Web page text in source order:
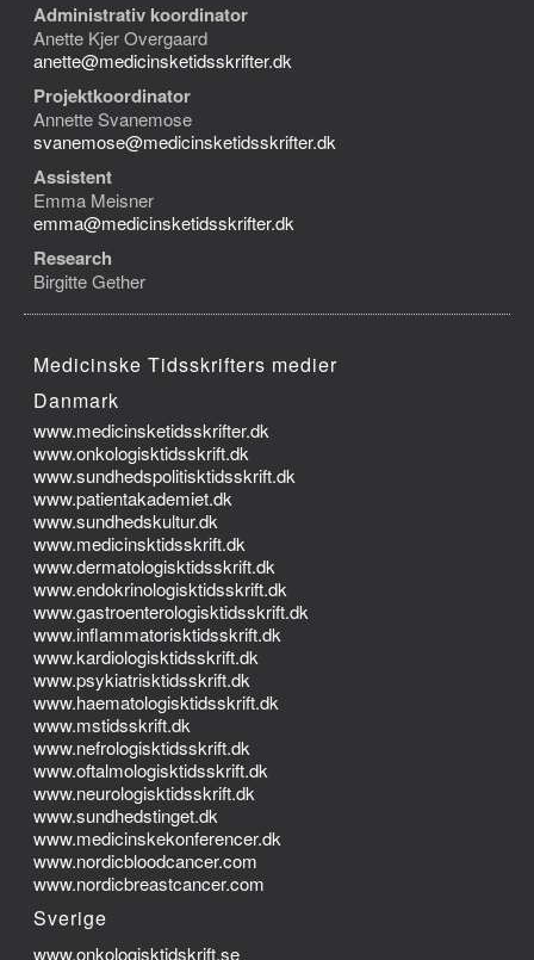
Administrativ koordinator
Anette Kjer Overgaard
anette@medicinsketidsskrifter.dk
Projektkoordinator
Annette Svanemose
svanemose@medicinsketidsskrifter.dk
Assistent
Emma Meisner
emma@medicinsketidsskrifter.dk
Research
Birgitte Gether
Medicinske Tidsskrifters medier
Danmark
www.medicinsketidsskrifter.dk
www.onkologisktidsskrift.dk
www.sundhedspolitisktidsskrift.dk
www.patientakademiet.dk
www.sundhedskultur.dk
www.medicinsktidsskrift.dk
www.dermatologisktidsskrift.dk
www.endokrinologisktidsskrift.dk
www.gastroenterologisktidsskrift.dk
www.inflammatorisktidsskrift.dk
www.kardiologisktidsskrift.dk
www.psykiatrisktidsskrift.dk
www.haematologisktidsskrift.dk
www.mstidsskrift.dk
www.nefrologisktidsskrift.dk
www.oftalmologisktidsskrift.dk
www.neurologisktidsskrift.dk
www.sundhedstinget.dk
www.medicinskekonferencer.dk
www.nordicbloodcancer.com
www.nordicbreastcancer.com
Sverige
www.onkologisktidskrift.se